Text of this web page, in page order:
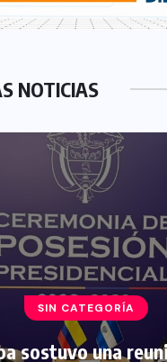
NOTICIAS
SIN CATEGORÍA
sostuvo una